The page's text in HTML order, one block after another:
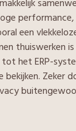
een
thuiswerken
het ERP-
Zeker